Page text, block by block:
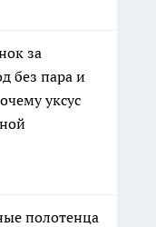
за
без пара и
уксус
полотенца